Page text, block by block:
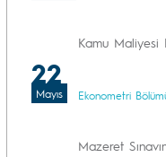
22
Mayıs
Kamu
Ekonometri
Mazeret